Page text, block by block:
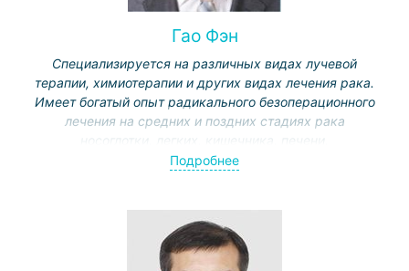
Гао Фэн
Специализируется на различных видах лучевой
терапии, химиотерапии и других видах лечения рака.
Имеет богатый опыт радикального безоперационного
лечения на средних и поздних стадиях рака
гинекологического рака, метастазов в головной мозг,
Подробнее